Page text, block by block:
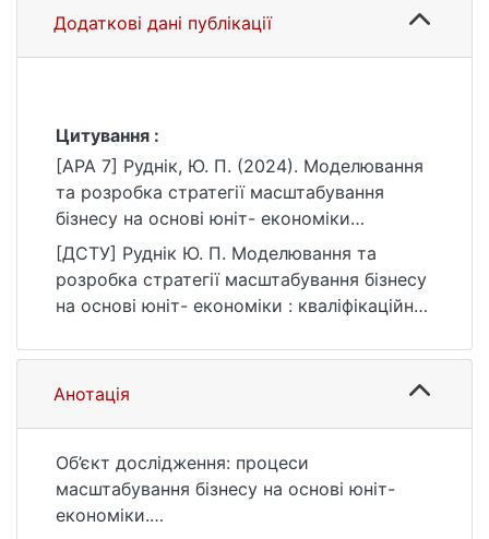
Додаткові дані публікації
Цитування :
[APA 7] Руднік, Ю. П. (2024). Моделювання
та розробка стратегії масштабування
бізнесу на основі юніт- економіки
[Бакалаврська робота, Київський
національний університет імені Тараса
Шевченка]. eKNUTSHIR.
[ДСТУ] Руднік Ю. П. Моделювання та
розробка стратегії масштабування бізнесу
на основі юніт- економіки : кваліфікаційна
поведінкові науки / наук. кер. І. К.
Федоренко. Київ, 2024. 72 с. URL:
https://ir.library.knu.ua/handle/15071834/6261
Анотація
Об’єкт дослідження: процеси
масштабування бізнесу на основі юніт-
економіки.